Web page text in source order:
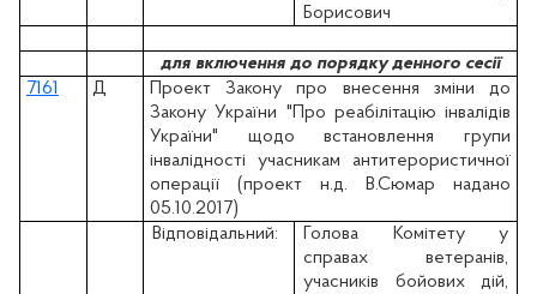
Борисович
для включення до порядку денного сесії
7161
Д
Проект Закону про внесення зміни до
Закону України "Про реабілітацію інвалідів
України" щодо встановлення групи
інвалідності учасникам антитерористичної
операції (проект н.д. В.Сюмар надано
05.10.2017)
Відповідальний:
Голова Комітету у
справах ветеранів,
учасників бойових дій,